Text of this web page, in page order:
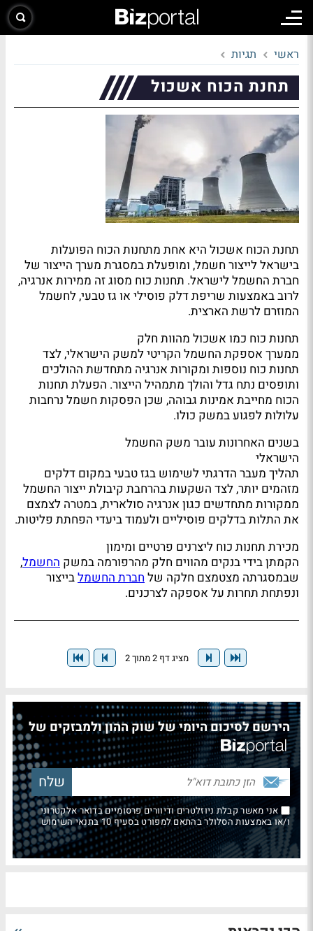
ראשי תגיות
תחנת הכוח אשכול
תחנת הכוח אשכול היא אחת מתחנות הכוח הפועלות
בישראל לייצור חשמל, ומופעלת במסגרת מערך הייצור של
חברת החשמל לישראל. תחנות כוח מסוג זה ממירות אנרגיה,
לרוב באמצעות שריפת דלק פוסילי או גז טבעי, לחשמל
המוזרם לרשת הארצית.
תחנות כוח כמו אשכול מהוות חלק
ממערך אספקת החשמל הקריטי למשק הישראלי, לצד
תחנות כוח נוספות ומקורות אנרגיה מתחדשת ההולכים
ותופסים נתח גדל והולך מתמהיל הייצור. הפעלת תחנות
הכוח מחייבת אמינות גבוהה, שכן הפסקות חשמל נרחבות
עלולות לפגוע במשק כולו.
בשנים האחרונות עובר משק החשמל
הישראלי
תהליך מעבר הדרגתי לשימוש בגז טבעי במקום דלקים
מזהמים יותר, לצד השקעות בהרחבת קיבולת ייצור החשמל
ממקורות מתחדשים כגון אנרגיה סולארית, במטרה לצמצם
את התלות בדלקים פוסיליים ולעמוד ביעדי הפחתת פליטות.
מכירת תחנות כוח ליצרנים פרטיים ומימון
הקמתן בידי בנקים מהווים חלק מהרפורמה במשק החשמל,
שבמסגרתה מצטמצם חלקה שלחברת החשמלבייצור
ונפתחת תחרות על אספקה לצרכנים.
מציג דף 2 מתוך 2
הירשם לסיכום היומי של שוק ההון ולמבזקים של
אני מאשר קבלת ניוזלטרים ודיוורים פרסומיים בדואר אלקטרוני
ו/או באמצעות הסלולר בהתאם למפורט בסעיף 10 בתנאי השימוש